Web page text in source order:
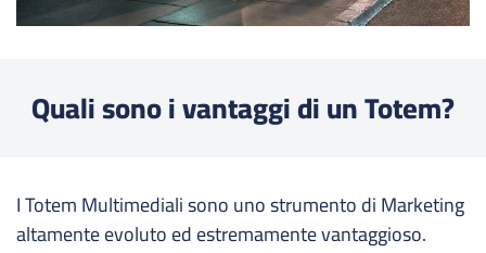
Quali sono i vantaggi di un Totem?
I Totem Multimediali sono uno strumento di Marketing
altamente evoluto ed estremamente vantaggioso.